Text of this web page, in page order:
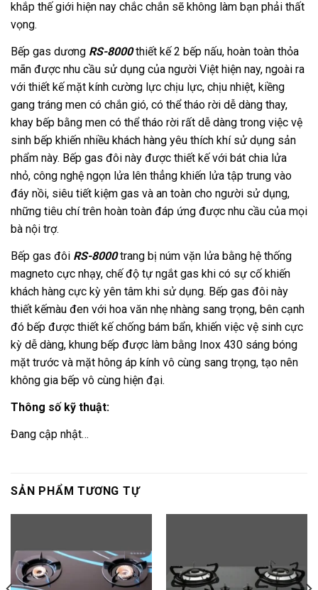
khắp thế giới hiện nay chắc chắn sẽ không làm bạn phải thất
vọng.
Bếp gas dương RS-8000thiết kế 2 bếp nấu, hoàn toàn thỏa
mãn được nhu cầu sử dụng của người Việt hiện nay, ngoài ra
với thiết kế mặt kính cường lực chịu lực, chịu nhiệt, kiềng
gang tráng men có chắn gió, có thể tháo rời dễ dàng thay,
khay bếp bằng men có thể tháo rời rất dễ dàng trong việc vệ
sinh bếp khiến nhiều khách hàng yêu thích khí sử dụng sản
phẩm này. Bếp gas đôi này được thiết kế với bát chia lửa
nhỏ, công nghệ ngọn lửa lên thẳng khiến lửa tập trung vào
đáy nồi, siêu tiết kiệm gas và an toàn cho người sử dụng,
những tiêu chí trên hoàn toàn đáp ứng được nhu cầu của mọi
bà nội trợ.
Bếp gas đôi RS-8000trang bị núm vặn lửa bằng hệ thống
magneto cực nhạy, chế độ tự ngắt gas khi có sự cố khiến
khách hàng cực kỳ yên tâm khi sử dụng. Bếp gas đôi này
thiết kếmàu đen với hoa văn nhẹ nhàng sang trọng, bên cạnh
đó bếp được thiết kế chống bám bẩn, khiến việc vệ sinh cực
kỳ dễ dàng, khung bếp được làm bằng Inox 430 sáng bóng
mặt trước và mặt hông áp kính vô cùng sang trọng, tạo nên
không gia bếp vô cùng hiện đại.
Thông số kỹ thuật:
Đang cập nhật…
SẢN PHẨM TƯƠNG TỰ